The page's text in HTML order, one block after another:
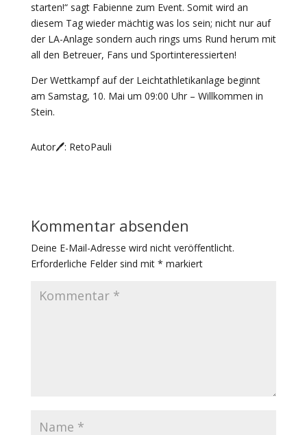
starten!“ sagt Fabienne zum Event. Somit wird an
diesem Tag wieder mächtig was los sein; nicht nur auf
der LA-Anlage sondern auch rings ums Rund herum mit
all den Betreuer, Fans und Sportinteressierten!
Der Wettkampf auf der Leichtathletikanlage beginnt
am Samstag, 10. Mai um 09:00 Uhr – Willkommen in
Stein.
Autor🖊️: RetoPauli
Kommentar absenden
Deine E-Mail-Adresse wird nicht veröffentlicht.
Erforderliche Felder sind mit * markiert